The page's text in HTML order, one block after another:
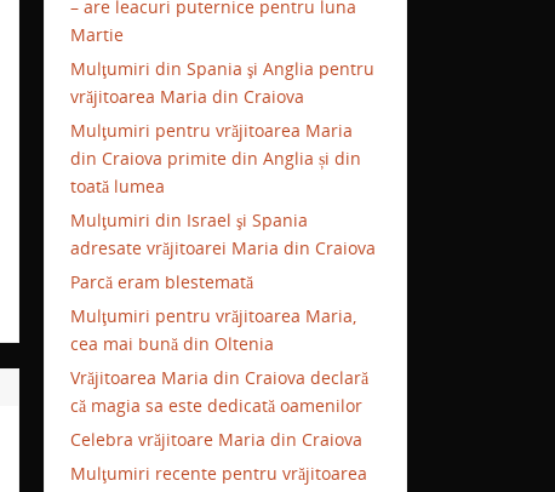
– are leacuri puternice pentru luna
Martie
Mulţumiri din Spania şi Anglia pentru
vrăjitoarea Maria din Craiova
Mulţumiri pentru vrăjitoarea Maria
din Craiova primite din Anglia și din
toată lumea
Mulţumiri din Israel şi Spania
adresate vrăjitoarei Maria din Craiova
Parcă eram blestemată
Mulţumiri pentru vrăjitoarea Maria,
cea mai bună din Oltenia
Vrăjitoarea Maria din Craiova declară
că magia sa este dedicată oamenilor
Celebra vrăjitoare Maria din Craiova
Mulţumiri recente pentru vrăjitoarea